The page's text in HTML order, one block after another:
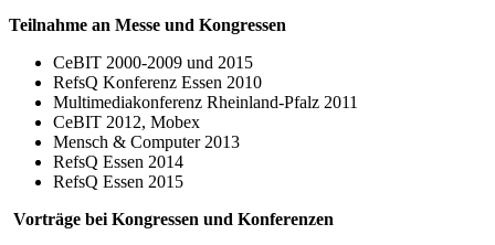
Teilnahme an Messe und Kongressen
CeBIT 2000-2009 und 2015
RefsQ Konferenz Essen 2010
Multimediakonferenz Rheinland-Pfalz 2011
CeBIT 2012, Mobex
Mensch & Computer 2013
RefsQ Essen 2014
RefsQ Essen 2015
Vorträge bei Kongressen und Konferenzen